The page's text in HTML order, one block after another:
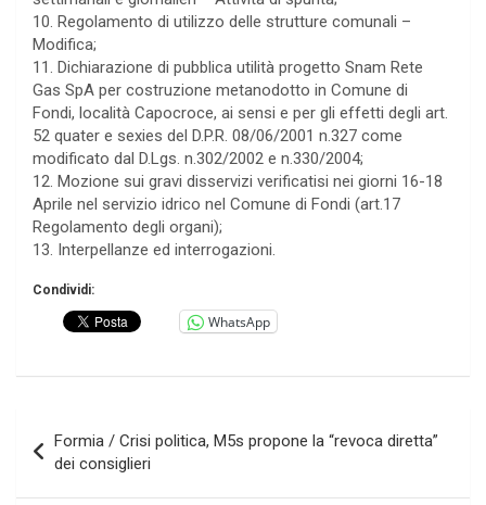
10. Regolamento di utilizzo delle strutture comunali –
Modifica;
11. Dichiarazione di pubblica utilità progetto Snam Rete
Gas SpA per costruzione metanodotto in Comune di
Fondi, località Capocroce, ai sensi e per gli effetti degli art.
52 quater e sexies del D.P.R. 08/06/2001 n.327 come
modificato dal D.Lgs. n.302/2002 e n.330/2004;
12. Mozione sui gravi disservizi verificatisi nei giorni 16-18
Aprile nel servizio idrico nel Comune di Fondi (art.17
Regolamento degli organi);
13. Interpellanze ed interrogazioni.
Condividi:
WhatsApp
articoli
Formia / Crisi politica, M5s propone la “revoca diretta”
dei consiglieri